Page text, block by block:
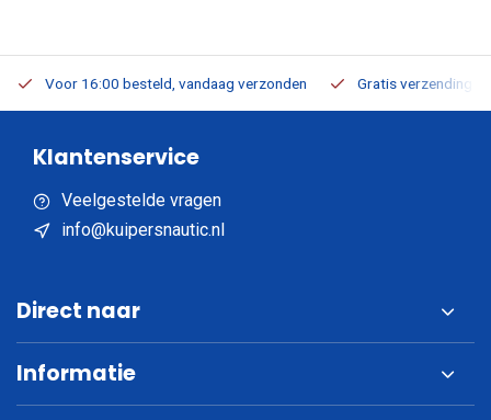
Voor 16:00 besteld, vandaag verzonden Gratis verzending
Klantenservice
Veelgestelde vragen
info@kuipersnautic.nl
Direct naar
Informatie